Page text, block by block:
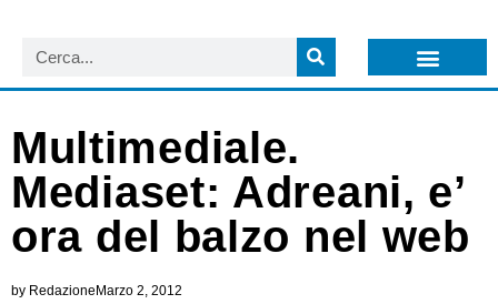
Multimediale.
Mediaset: Adreani, e’
ora del balzo nel web
by Redazione Marzo 2, 2012